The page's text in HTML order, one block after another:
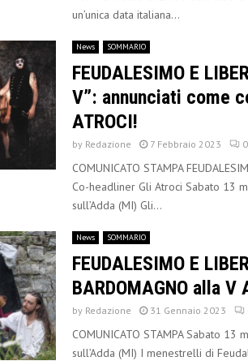
un’unica data italiana...
News SOMMARIO
FEUDALESIMO E
V”: annunciati come
ATROCI!
by Redazione 7 Febbraio 2023 0
COMUNICATO STAMPA
Co-headliner Gli Atroci Sabato 13
sull’Adda (MI) Gli...
News SOMMARIO
FEUDALESIMO E
BARDOMAGNO alla V
by Redazione 31 Gennaio 2023
COMUNICATO STAMPA Sabato 13
sull’Adda (MI) I menestrelli di